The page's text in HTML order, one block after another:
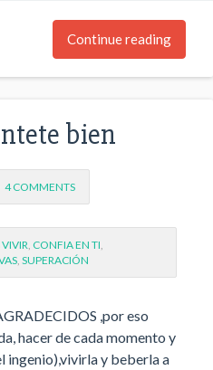
Continue reading
bien
4 COMMENTS
CONFIA EN TI
SUPERACIÓN
,por eso
hacer de cada momento y
ingenio),vivirla y beberla a